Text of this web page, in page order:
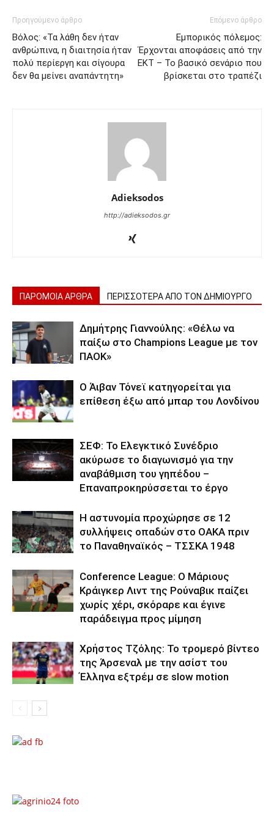
Προηγούμενο άρθρο
Βόλος: «Τα λάθη δεν ήταν
ανθρώπινα, η διαιτησία ήταν
πολύ περίεργη και σίγουρα
δεν θα μείνει αναπάντητη»
Επόμενο άρθρο
Εμπορικός πόλεμος:
Έρχονται αποφάσεις από την
ΕΚΤ – Το βασικό σενάριο που
βρίσκεται στο τραπέζι
Adieksodos
http://adieksodos.gr
ΠΑΡΟΜΟΙΑ ΑΡΘΡΑ ΠΕΡΙΣΣΟΤΕΡΑ ΑΠΟ ΤΟΝ ΔΗΜΙΟΥΡΓΟ
Δημήτρης Γιαννούλης: «Θέλω να
παίξω στο Champions League με τον
ΠΑΟΚ»
Ο Άιβαν Τόνεϊ κατηγορείται για
επίθεση έξω από μπαρ του Λονδίνου
ΣΕΦ: Το Ελεγκτικό Συνέδριο
ακύρωσε το διαγωνισμό για την
αναβάθμιση του γηπέδου –
Επαναπροκηρύσσεται το έργο
Η αστυνομία προχώρησε σε 12
συλλήψεις οπαδών στο ΟΑΚΑ πριν
το Παναθηναϊκός – ΤΣΣΚΑ 1948
Conference League: Ο Μάριους
Κράιγκερ Λιντ της Ρούναβικ παίζει
χωρίς χέρι, σκόραρε και έγινε
παράδειγμα προς μίμηση
Χρήστος Τζόλης: Το τρομερό βίντεο
της Άρσεναλ με την ασίστ του
Έλληνα εξτρέμ σε slow motion